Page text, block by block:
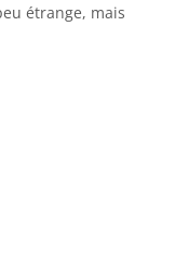
étrange, mais